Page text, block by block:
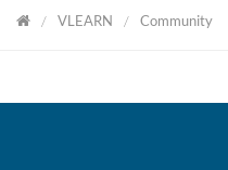
VLEARN Community